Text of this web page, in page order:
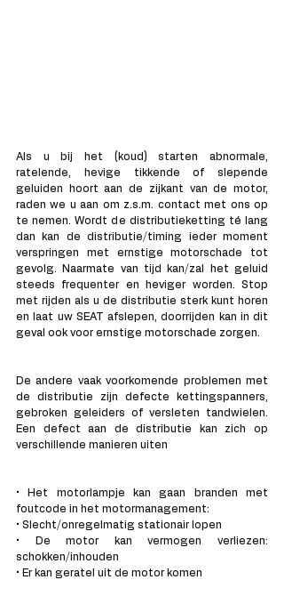
Als u bij het (koud) starten abnormale,
ratelende, hevige tikkende of slepende
geluiden hoort aan de zijkant van de motor,
raden we u aan om z.s.m. contact met ons op
te nemen. Wordt de distributieketting té lang
dan kan de distributie/timing ieder moment
verspringen met ernstige motorschade tot
gevolg. Naarmate van tijd kan/zal het geluid
steeds frequenter en heviger worden. Stop
met rijden als u de distributie sterk kunt horen
en laat uw SEAT afslepen, doorrijden kan in dit
geval ook voor ernstige motorschade zorgen.
De andere vaak voorkomende problemen met
de distributie zijn defecte kettingspanners,
gebroken geleiders of versleten tandwielen.
Een defect aan de distributie kan zich op
verschillende manieren uiten
• Het motorlampje kan gaan branden met
foutcode in het motormanagement:
• Slecht/onregelmatig stationair lopen
• De motor kan vermogen verliezen:
schokken/inhouden
• Er kan geratel uit de motor komen